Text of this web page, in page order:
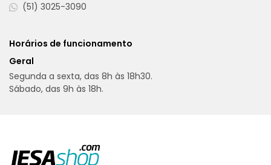
(51) 3025-3090
Horários de funcionamento
Geral
Segunda a sexta, das 8h às 18h30.
Sábado, das 9h às 18h.